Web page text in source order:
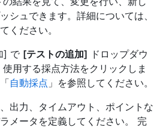
シュできます。詳細については、
ください。
] で [テストの追加] ドロップダウ
用する採点方法をクリックしま
自動採点 」を参照してください。
出力、タイムアウト、ポイントな
メータを定義してください。 完